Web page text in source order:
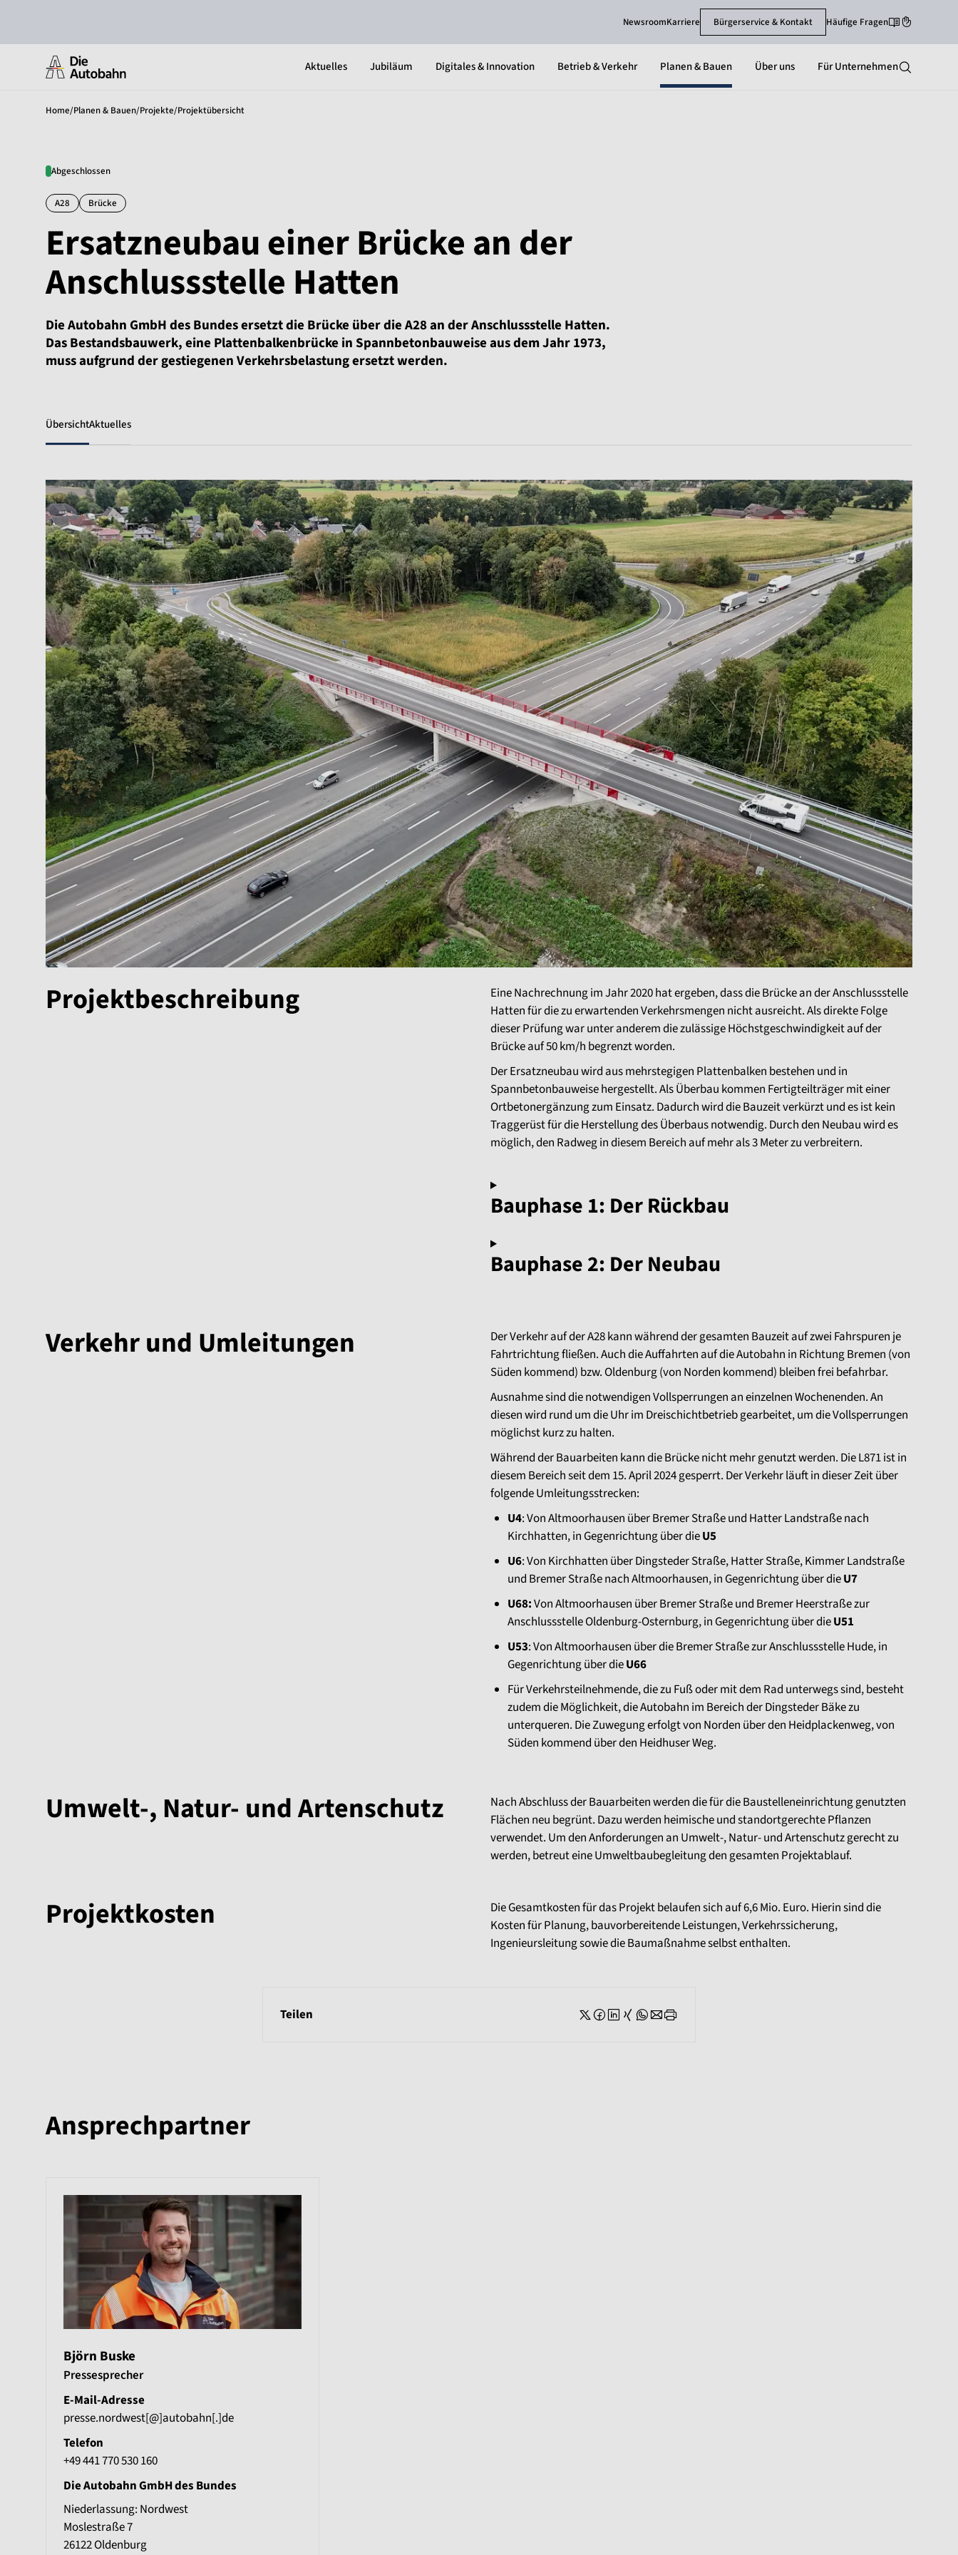
NewsroomKarriere Bürgerservice & Kontakt Häufige FragenLeichte Sprache
Aktuelles Jubiläum Digitales & Innovation Betrieb & Verkehr Planen & Bauen Über uns Für Unternehmen
Home/Planen & Bauen/Projekte/Projektübersicht
Abgeschlossen
A28 Brücke
Ersatzneubau einer Brücke an der
Anschlussstelle Hatten
Die Autobahn GmbH des Bundes ersetzt die Brücke über die A28 an der Anschlussstelle Hatten.
Das Bestandsbauwerk, eine Plattenbalkenbrücke in Spannbetonbauweise aus dem Jahr 1973,
muss aufgrund der gestiegenen Verkehrsbelastung ersetzt werden.
ÜbersichtAktuelles
Projektbeschreibung
Eine Nachrechnung im Jahr 2020 hat ergeben, dass die Brücke an der Anschlussstelle
Hatten für die zu erwartenden Verkehrsmengen nicht ausreicht. Als direkte Folge
dieser Prüfung war unter anderem die zulässige Höchstgeschwindigkeit auf der
Brücke auf 50 km/h begrenzt worden.
Der Ersatzneubau wird aus mehrstegigen Plattenbalken bestehen und in
Spannbetonbauweise hergestellt. Als Überbau kommen Fertigteilträger mit einer
Ortbetonergänzung zum Einsatz. Dadurch wird die Bauzeit verkürzt und es ist kein
Traggerüst für die Herstellung des Überbaus notwendig. Durch den Neubau wird es
möglich, den Radweg in diesem Bereich auf mehr als 3 Meter zu verbreitern.
Bauphase 1: Der Rückbau
Bauphase 2: Der Neubau
Verkehr und Umleitungen
Der Verkehr auf der A28 kann während der gesamten Bauzeit auf zwei Fahrspuren je
Fahrtrichtung fließen. Auch die Auffahrten auf die Autobahn in Richtung Bremen (von
Süden kommend) bzw. Oldenburg (von Norden kommend) bleiben frei befahrbar.
Ausnahme sind die notwendigen Vollsperrungen an einzelnen Wochenenden. An
diesen wird rund um die Uhr im Dreischichtbetrieb gearbeitet, um die Vollsperrungen
möglichst kurz zu halten.
Während der Bauarbeiten kann die Brücke nicht mehr genutzt werden. Die L871 ist in
diesem Bereich seit dem 15. April 2024 gesperrt. Der Verkehr läuft in dieser Zeit über
folgende Umleitungsstrecken:
U4: Von Altmoorhausen über Bremer Straße und Hatter Landstraße nach
Kirchhatten, in Gegenrichtung über dieU5
U6: Von Kirchhatten über Dingsteder Straße, Hatter Straße, Kimmer Landstraße
und Bremer Straße nach Altmoorhausen, in Gegenrichtung über dieU7
U68:Von Altmoorhausen über Bremer Straße und Bremer Heerstraße zur
Anschlussstelle Oldenburg-Osternburg, in Gegenrichtung über dieU51
U53: Von Altmoorhausen über die Bremer Straße zur Anschlussstelle Hude, in
Gegenrichtung über dieU66
Für Verkehrsteilnehmende, die zu Fuß oder mit dem Rad unterwegs sind, besteht
zudem die Möglichkeit, die Autobahn im Bereich der Dingsteder Bäke zu
unterqueren. Die Zuwegung erfolgt von Norden über den Heidplackenweg, von
Süden kommend über den Heidhuser Weg.
Umwelt-, Natur- und Artenschutz
Nach Abschluss der Bauarbeiten werden die für die Baustelleneinrichtung genutzten
Flächen neu begrünt. Dazu werden heimische und standortgerechte Pflanzen
verwendet. Um den Anforderungen an Umwelt-, Natur- und Artenschutz gerecht zu
werden, betreut eine Umweltbaubegleitung den gesamten Projektablauf.
Projektkosten
Die Gesamtkosten für das Projekt belaufen sich auf 6,6 Mio. Euro. Hierin sind die
Kosten für Planung, bauvorbereitende Leistungen, Verkehrssicherung,
Ingenieursleitung sowie die Baumaßnahme selbst enthalten.
Teilen
Ansprechpartner
Björn Buske
Pressesprecher
E-Mail-Adresse
presse.nordwest[@]autobahn[.]de
Telefon
+49 441 770 530 160
Die Autobahn GmbH des Bundes
Niederlassung: Nordwest
Moslestraße 7
26122Oldenburg